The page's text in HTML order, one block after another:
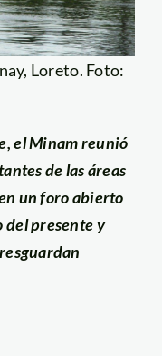
Loreto. Foto:
el Minam reunió
de las áreas
un foro abierto
del presente y